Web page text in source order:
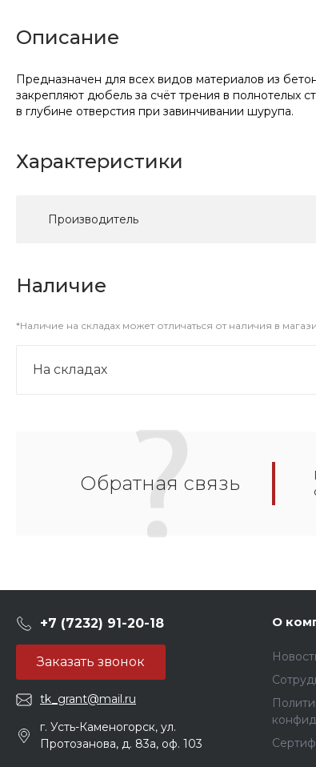
Описание
Предназначен для всех видов материалов из
закрепляют дюбель за счёт трения в полнотелых
в глубине отверстия при завинчивании шурупа.
Характеристики
Производитель
Наличие
*Наличие на складах может отличаться от наличия в
На складах
Обратная связь
+7 (7232) 91-20-18
Заказать звонок
tk_grant@mail.ru
г. Усть-Каменогорск, ул.
Протозанова, д. 83а, оф. 103
О